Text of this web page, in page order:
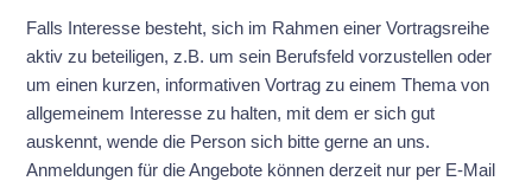
Falls Interesse besteht, sich im Rahmen einer Vortragsreihe
aktiv zu beteiligen, z.B. um sein Berufsfeld vorzustellen oder
um einen kurzen, informativen Vortrag zu einem Thema von
allgemeinem Interesse zu halten, mit dem er sich gut
auskennt, wende die Person sich bitte gerne an uns.
Anmeldungen für die Angebote können derzeit nur per E-Mail